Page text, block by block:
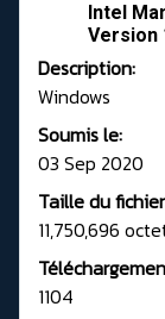
Intel
Version
Description:
Windows
Soumis le:
03 Sep 2020
Taille du
11,750,696
1104